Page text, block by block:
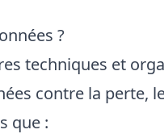
?
techniques et
contre la perte,
que :